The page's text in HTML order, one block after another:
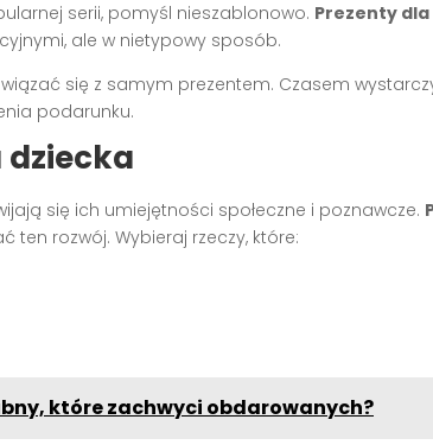
serii, pomyśl nieszablonowo. Prezenty
ale w nietypowy sposób.
się z samym prezentem. Czasem
podarunku.
dziecka
się ich umiejętności społeczne i poznawcze.
ten rozwój. Wybieraj rzeczy, które:
które zachwyci obdarowanych?